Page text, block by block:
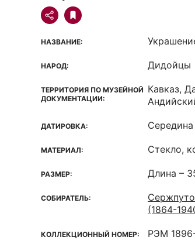
НАЗВАНИЕ:
НАРОД: Дидойцы
ТЕРРИТОРИЯ ПО МУЗЕЙНОЙ
ДОКУМЕНТАЦИИ:
Кавказ,
ДАТИРОВКА: Середина
МАТЕРИАЛ: Стекло,
РАЗМЕР: Длина –
СОБИРАТЕЛЬ:
(1864-
КОЛЛЕКЦИОННЫЙ НОМЕР: РЭМ